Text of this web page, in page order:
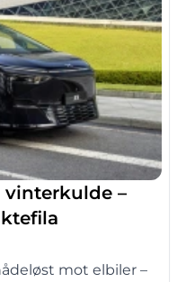
–
mot elbiler –